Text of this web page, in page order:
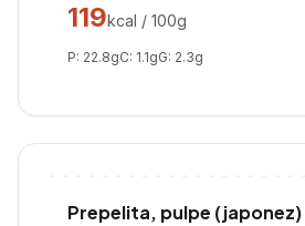
119kcal / 100g
P: 22.8gC: 1.1gG: 2.3g
Prepelita, pulpe (japonez)